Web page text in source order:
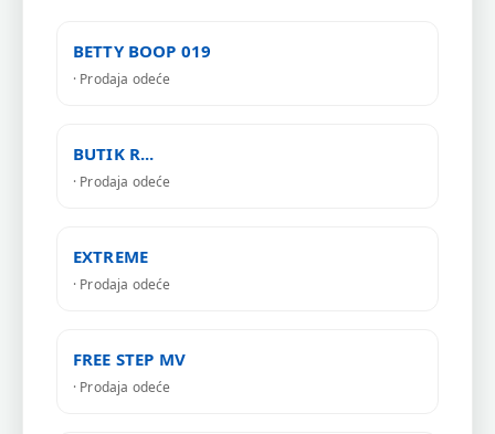
BETTY BOOP 019
· Prodaja odeće
BUTIK R...
· Prodaja odeće
EXTREME
· Prodaja odeće
FREE STEP MV
· Prodaja odeće